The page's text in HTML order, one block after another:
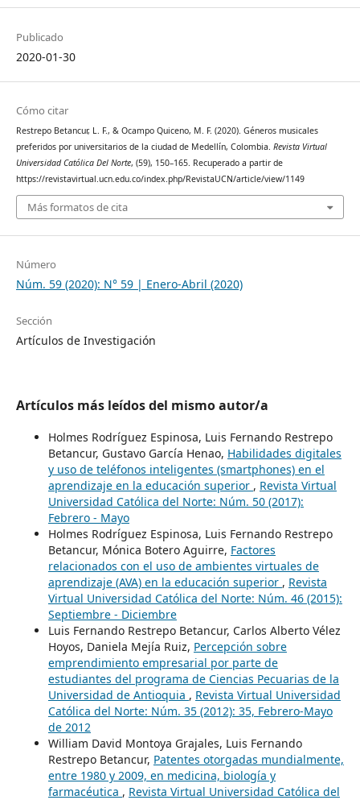
Publicado
2020-01-30
Cómo citar
Restrepo Betancur, L. F., & Ocampo Quiceno, M. F. (2020). Géneros musicales
preferidos por universitarios de la ciudad de Medellín, Colombia. Revista Virtual
Universidad Católica Del Norte, (59), 150–165. Recuperado a partir de
https://revistavirtual.ucn.edu.co/index.php/RevistaUCN/article/view/1149
Más formatos de cita
Número
Núm. 59 (2020): N° 59 | Enero-Abril (2020)
Sección
Artículos de Investigación
Artículos más leídos del mismo autor/a
Holmes Rodríguez Espinosa, Luis Fernando Restrepo
Betancur, Gustavo García Henao, Habilidades digitales
y uso de teléfonos inteligentes (smartphones) en el
aprendizaje en la educación superior , Revista Virtual
Universidad Católica del Norte: Núm. 50 (2017):
Febrero - Mayo
Holmes Rodríguez Espinosa, Luis Fernando Restrepo
Betancur, Mónica Botero Aguirre, Factores
relacionados con el uso de ambientes virtuales de
aprendizaje (AVA) en la educación superior , Revista
Virtual Universidad Católica del Norte: Núm. 46 (2015):
Septiembre - Diciembre
Luis Fernando Restrepo Betancur, Carlos Alberto Vélez
Hoyos, Daniela Mejía Ruiz, Percepción sobre
emprendimiento empresarial por parte de
estudiantes del programa de Ciencias Pecuarias de la
Universidad de Antioquia , Revista Virtual Universidad
Católica del Norte: Núm. 35 (2012): 35, Febrero-Mayo
de 2012
William David Montoya Grajales, Luis Fernando
Restrepo Betancur, Patentes otorgadas mundialmente,
entre 1980 y 2009, en medicina, biología y
farmacéutica , Revista Virtual Universidad Católica del